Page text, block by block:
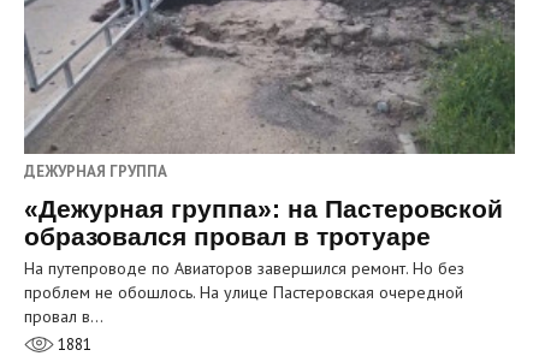
ДЕЖУРНАЯ ГРУППА
«Дежурная группа»: на Пастеровской
образовался провал в тротуаре
На путепроводе по Авиаторов завершился ремонт. Но без
проблем не обошлось. На улице Пастеровская очередной
провал в…
1881